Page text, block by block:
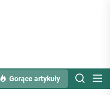
Gorące artykuły